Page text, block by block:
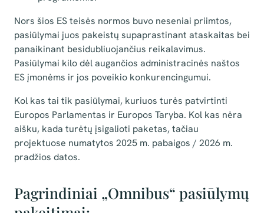
Nors šios ES teisės normos buvo neseniai priimtos,
pasiūlymai juos pakeistų supaprastinant ataskaitas bei
panaikinant besidubliuojančius reikalavimus.
Pasiūlymai kilo dėl augančios administracinės naštos
ES įmonėms ir jos poveikio konkurencingumui.
Kol kas tai tik pasiūlymai, kuriuos turės patvirtinti
Europos Parlamentas ir Europos Taryba. Kol kas nėra
aišku, kada turėtų įsigalioti paketas, tačiau
projektuose numatytos 2025 m. pabaigos / 2026 m.
pradžios datos.
Pagrindiniai „Omnibus“ pasiūlymų